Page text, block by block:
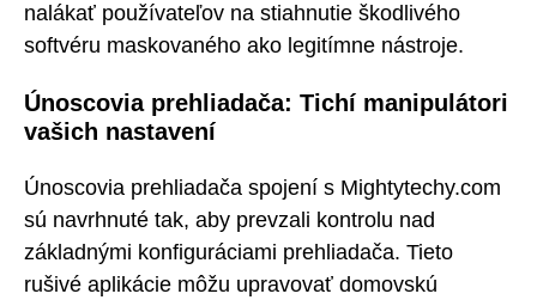
nalákať používateľov na stiahnutie škodlivého
softvéru maskovaného ako legitímne nástroje.
Únoscovia prehliadača: Tichí manipulátori
vašich nastavení
Únoscovia prehliadača spojení s Mightytechy.com
sú navrhnuté tak, aby prevzali kontrolu nad
základnými konfiguráciami prehliadača. Tieto
rušivé aplikácie môžu upravovať domovskú